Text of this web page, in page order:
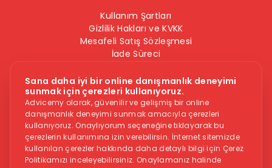
Sana daha iyi bir online danışmanlık deneyimi
sunmak için çerezleri kullanıyoruz.
Advicemy olarak, güvenilir ve gelişmiş bir online
danışmanlık deneyimi sunmak amacıyla çerezleri
kullanıyoruz. Onaylıyorum seçeneğine tıklayarak bu
çerezlerin kullanımına izin verebilirsin. İnternet sitemizde
kullanılan çerezler hakkında daha detaylı bilgi için Çerez
Politikamızı inceleyebilirsiniz. Onaylamanız halinde
Kullanım Şartları
Gizlilik Hakları ve KVKK
Mesafeli Satış Sözleşmesi
İade Süreci
Bilgi Güvenliği Politikası
Bizi Takip Edin